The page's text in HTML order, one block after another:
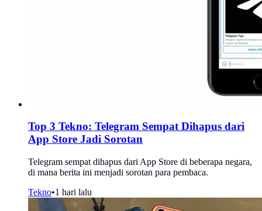
Top 3 Tekno: Telegram Sempat Dihapus dari
App Store Jadi Sorotan
Telegram sempat dihapus dari App Store di beberapa negara,
di mana berita ini menjadi sorotan para pembaca.
Tekno•1 hari lalu